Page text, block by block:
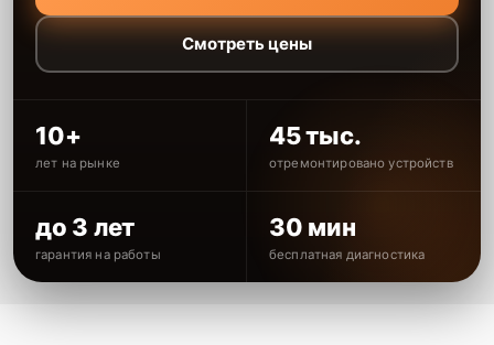
Смотреть цены
10+
лет на рынке
45 тыс.
отремонтировано устройств
до 3 лет
гарантия на работы
30 мин
бесплатная диагностика